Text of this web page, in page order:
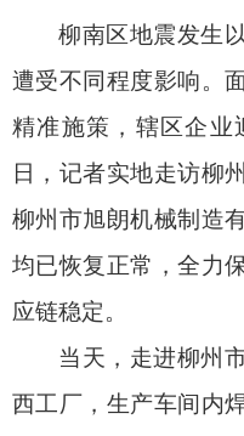
柳南区地震发生
遭受不同程度影响。
精准施策，辖区企业
日，记者实地走访柳
柳州市旭朗机械制造
均已恢复正常，全力
应链稳定。
当天，走进柳州
西工厂，生产车间内